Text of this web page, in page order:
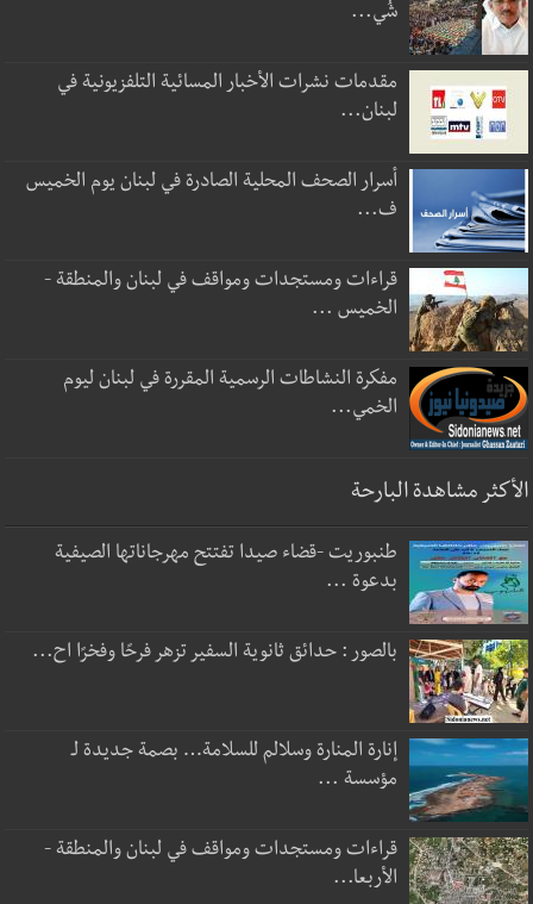
شُي...
مقدمات نشرات الأخبار المسائية التلفزيونية في
لبنان...
أسرار الصحف المحلية الصادرة في لبنان يوم الخميس
ف...
قراءات ومستجدات ومواقف في لبنان والمنطقة -
الخميس ...
مفكرة النشاطات الرسمية المقررة في لبنان ليوم
الخمي...
الأكثر مشاهدة البارحة
طنبوريت -قضاء صيدا تفتتح مهرجاناتها الصيفية
بدعوة ...
بالصور : حدائق ثانوية السفير تزهر فرحًا وفخرًا اح...
إنارة المنارة وسلالم للسلامة… بصمة جديدة لـ
مؤسسة ...
قراءات ومستجدات ومواقف في لبنان والمنطقة -
الأربعا...